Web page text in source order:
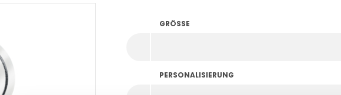
GRÖSSE
PERSONALISIERUNG